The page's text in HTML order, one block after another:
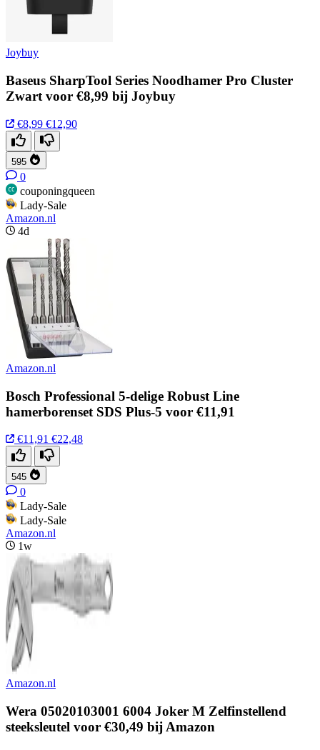
Joybuy
Baseus SharpTool Series Noodhamer Pro Cluster
Zwart voor €8,99 bij Joybuy
€8,99 €12,90
595
0
couponingqueen
Lady-Sale
Amazon.nl
4d
Amazon.nl
Bosch Professional 5-delige Robust Line
hamerborenset SDS Plus-5 voor €11,91
€11,91 €22,48
545
0
Lady-Sale
Lady-Sale
Amazon.nl
1w
Amazon.nl
Wera 05020103001 6004 Joker M Zelfinstellend
steeksleutel voor €30,49 bij Amazon